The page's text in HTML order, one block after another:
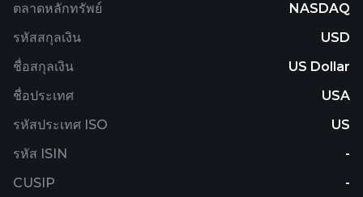
ตลาดหลักทรัพย์
NASDAQ
รหัสสกุลเงิน
USD
ชื่อสกุลเงิน
US Dollar
ชื่อประเทศ
USA
รหัสประเทศ ISO
US
รหัส ISIN
-
CUSIP
-